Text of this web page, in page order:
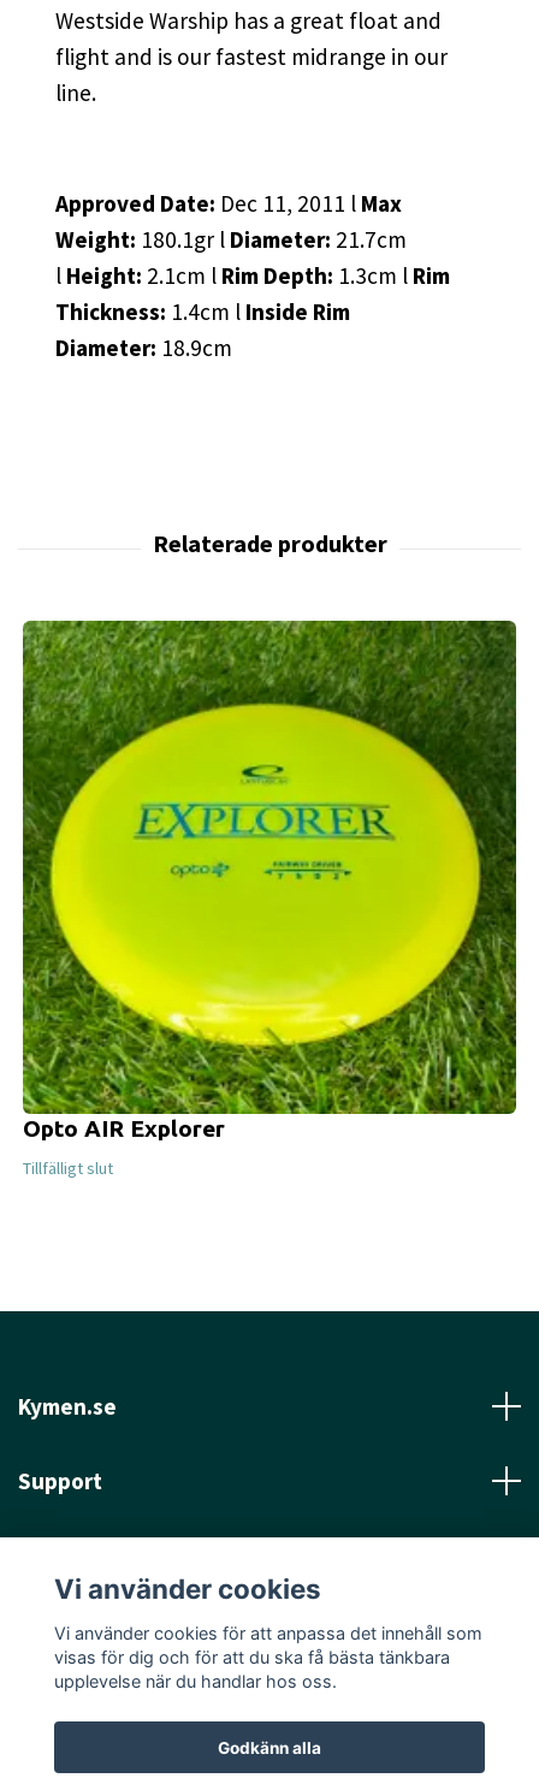
Westside Warship has a great float and
flight and is our fastest midrange in our
line.
Approved Date: Dec 11, 2011 l Max
Weight: 180.1gr l Diameter: 21.7cm
l Height: 2.1cm l Rim Depth: 1.3cm l Rim
Thickness: 1.4cm l Inside Rim
Diameter: 18.9cm
Opto AIR Explorer
Tillfälligt slut
Kymen.se
Support
Sociala medier
Vi använder cookies
Vi använder cookies för att anpassa det innehåll som
visas för dig och för att du ska få bästa tänkbara
upplevelse när du handlar hos oss.
Godkänn alla